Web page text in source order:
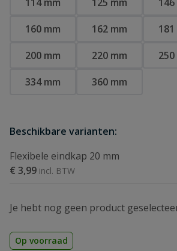
160 mm
162 mm
200 mm
220 mm
334 mm
360 mm
Beschikbare varianten:
Flexibele eindkap 20 mm
€ 3,99
Je hebt nog geen product
Op voorraad